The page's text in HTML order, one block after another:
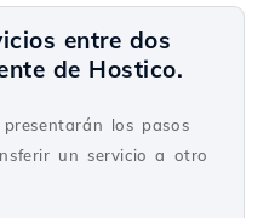
entre dos
de Hostico.
los pasos
un servicio a otro